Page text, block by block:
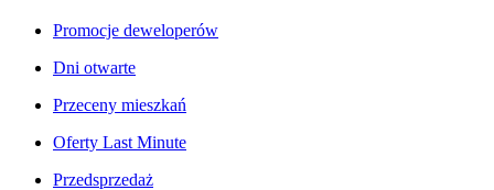
Promocje deweloperów
Dni otwarte
Przeceny mieszkań
Oferty Last Minute
Przedsprzedaż